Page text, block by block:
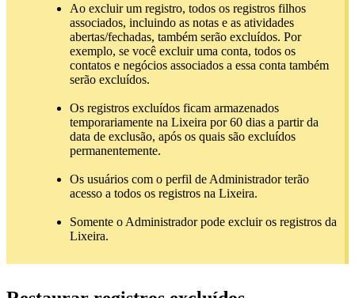
Ao excluir um registro, todos os registros filhos
associados, incluindo as notas e as atividades
abertas/fechadas, também serão excluídos. Por
exemplo, se você excluir uma conta, todos os
contatos e negócios associados a essa conta também
serão excluídos.
Os registros excluídos ficam armazenados
temporariamente na Lixeira por 60 dias a partir da
data de exclusão, após os quais são excluídos
permanentemente.
Os usuários com o perfil de Administrador terão
acesso a todos os registros na Lixeira.
Somente o Administrador pode excluir os registros da
Lixeira.